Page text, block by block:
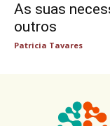
As suas
outros
Patricia Tavares